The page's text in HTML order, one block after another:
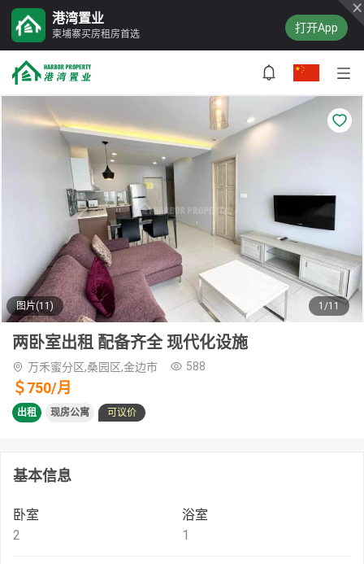
港湾置业
柬埔寨买房租房首选 打开App
图片(11) 1/11
两卧室出租 配备齐全 现代化设施
万禾蜜分区,桑园区,金边市 588
＄750/月
出租 现房公寓 可议价
基本信息
卧室
2
浴室
1